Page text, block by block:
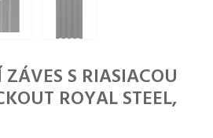
S RIASIACOU
ROYAL STEEL,